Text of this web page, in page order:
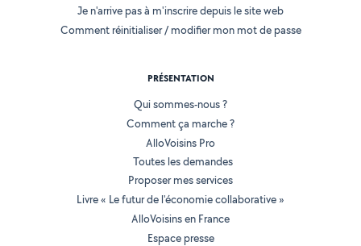
Je n'arrive pas à m'inscrire depuis le site web
Comment réinitialiser / modifier mon mot de passe
PRÉSENTATION
Qui sommes-nous ?
Comment ça marche ?
AlloVoisins Pro
Toutes les demandes
Proposer mes services
Livre « Le futur de l'économie collaborative »
AlloVoisins en France
Espace presse